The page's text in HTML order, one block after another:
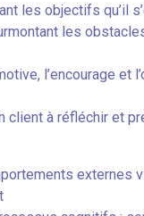
les objectifs qu’il
les
l’encourage et
client à réfléchir et
externes